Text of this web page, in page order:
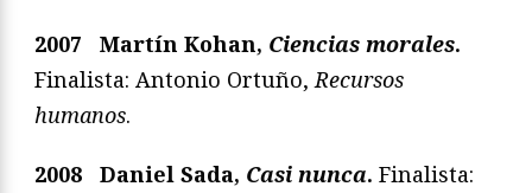
2007 Martín Kohan, Ciencias morales.
Finalista: Antonio Ortuño, Recursos
humanos.
2008 Daniel Sada, Casi nunca. Finalista: